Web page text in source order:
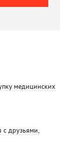
медицинских
с друзьями,